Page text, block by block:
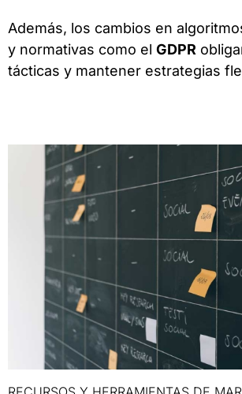
Además, los cambios en
y normativas como el GDPR
tácticas y mantener estrategias